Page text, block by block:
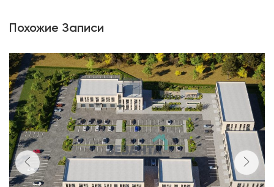
Похожие Записи